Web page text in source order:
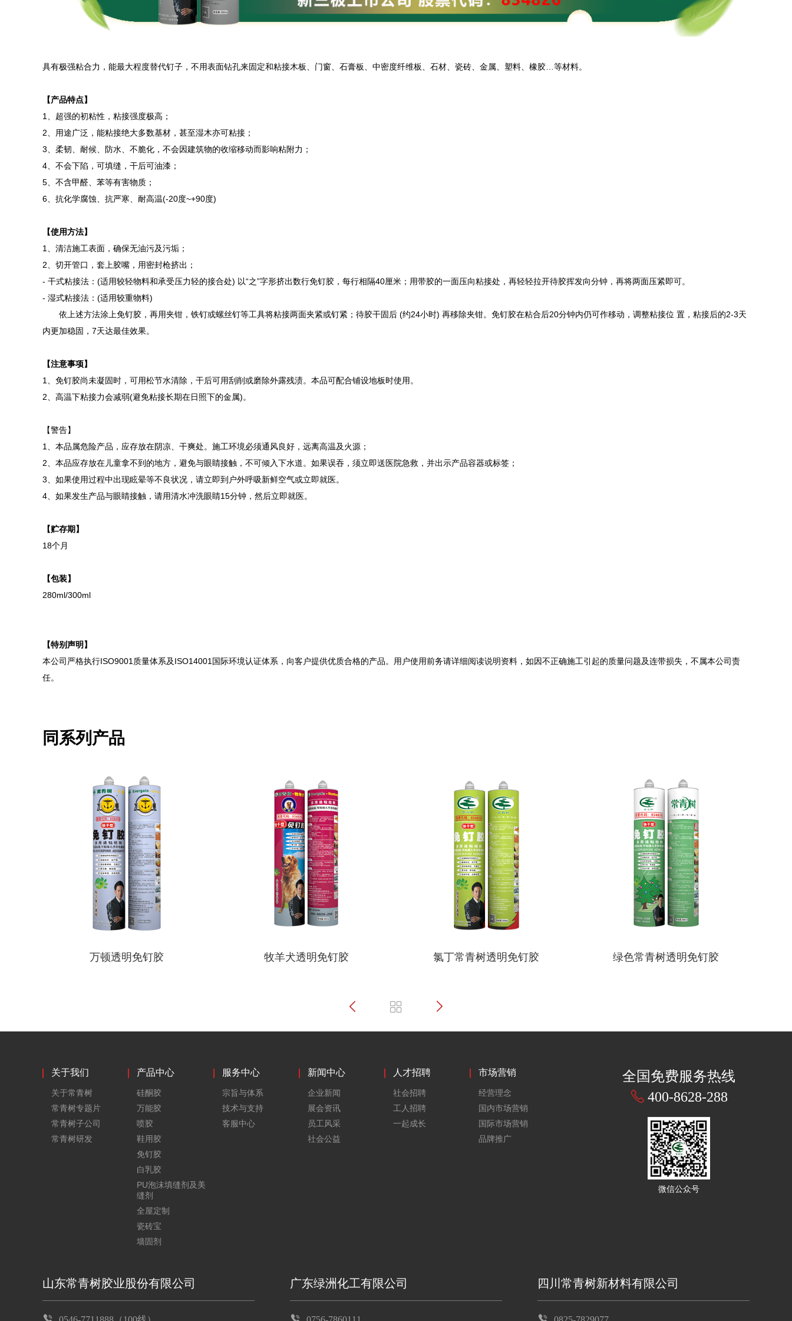
具有极强粘合力，能最大程度替代钉子，不用表面钻孔来固定和粘接木板、门窗、石膏板、中密度纤维板、石材、瓷砖、金属、塑料、橡胶…等材料。
【产品特点】
1、超强的初粘性，粘接强度极高；
2、用途广泛，能粘接绝大多数基材，甚至湿木亦可粘接；
3、柔韧、耐候、防水、不脆化，不会因建筑物的收缩移动而影响粘附力；
4、不会下陷，可填缝，干后可油漆；
5、不含甲醛、苯等有害物质；
6、抗化学腐蚀、抗严寒、耐高温(-20度~+90度)
【使用方法】
1、清洁施工表面，确保无油污及污垢；
2、切开管口，套上胶嘴，用密封枪挤出；
- 干式粘接法：(适用较轻物料和承受压力轻的接合处) 以“之”字形挤出数行免钉胶，每行相隔40厘米；用带胶的一面压向粘接处，再轻轻拉开待胶挥发向分钟，再将两面压紧即可。
- 湿式粘接法：(适用较重物料)
依上述方法涂上免钉胶，再用夹钳，铁钉或螺丝钉等工具将粘接两面夹紧或钉紧；待胶干固后 (约24小时) 再移除夹钳。免钉胶在粘合后20分钟内仍可作移动，调整粘接位 置，粘接后的2-3天
内更加稳固，7天达最佳效果。
【注意事项】
1、免钉胶尚未凝固时，可用松节水清除，干后可用刮削或磨除外露残渍。本品可配合铺设地板时使用。
2、高温下粘接力会减弱(避免粘接长期在日照下的金属)。
【警告】
1、本品属危险产品，应存放在阴凉、干爽处。施工环境必须通风良好，远离高温及火源；
2、本品应存放在儿童拿不到的地方，避免与眼睛接触，不可倾入下水道。如果误吞，须立即送医院急救，并出示产品容器或标签；
3、如果使用过程中出现眩晕等不良状况，请立即到户外呼吸新鲜空气或立即就医。
4、如果发生产品与眼睛接触，请用清水冲洗眼睛15分钟，然后立即就医。
【贮存期】
18个月
【包装】
280ml/300ml
【特别声明】
本公司严格执行ISO9001质量体系及ISO14001国际环境认证体系，向客户提供优质合格的产品。用户使用前务请详细阅读说明资料，如因不正确施工引起的质量问题及连带损失，不属本公司责
任。
同系列产品
万顿透明免钉胶 牧羊犬透明免钉胶 氯丁常青树透明免钉胶 绿色常青树透明免钉胶
关于我们
关于常青树
常青树专题片
常青树子公司
常青树研发
产品中心
硅酮胶
万能胶
喷胶
鞋用胶
免钉胶
白乳胶
PU泡沫填缝剂及美
缝剂
全屋定制
瓷砖宝
墙固剂
服务中心
宗旨与体系
技术与支持
客服中心
新闻中心
企业新闻
展会资讯
员工风采
社会公益
人才招聘
社会招聘
工人招聘
一起成长
市场营销
经营理念
国内市场营销
国际市场营销
品牌推广
全国免费服务热线
400-8628-288
微信公众号
山东常青树胶业股份有限公司 广东绿洲化工有限公司 四川常青树新材料有限公司